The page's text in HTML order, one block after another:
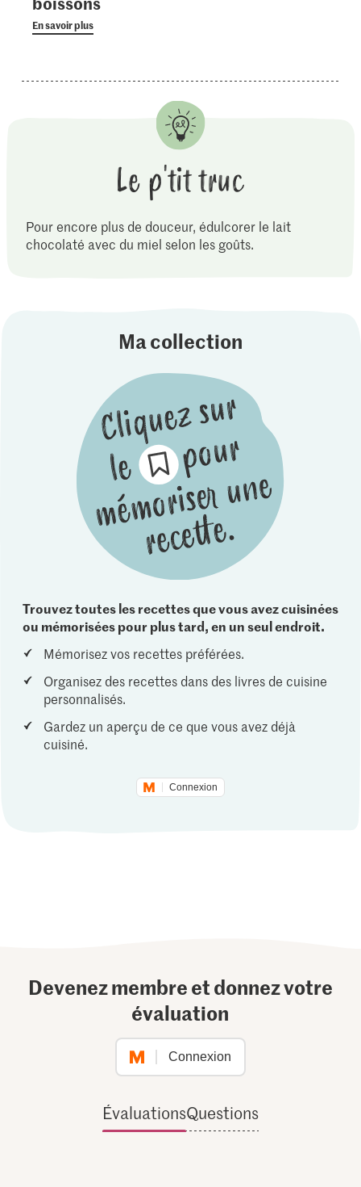
En savoir plus
Le p'tit truc
Pour encore plus de douceur, édulcorer le lait
chocolaté avec du miel selon les goûts.
Ma collection
Trouvez toutes les recettes que vous avez cuisinées
ou mémorisées pour plus tard, en un seul endroit.
Mémorisez vos recettes préférées.
Organisez des recettes dans des livres de cuisine
personnalisés.
Gardez un aperçu de ce que vous avez déjà
cuisiné.
Connexion
Devenez membre et donnez votre
évaluation
Connexion
ÉvaluationsQuestions